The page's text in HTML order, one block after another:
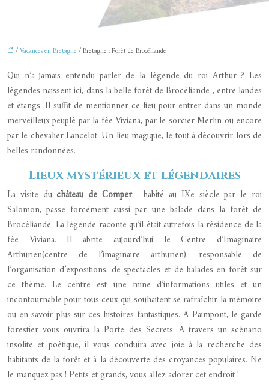
/Vacances en Bretagne / Bretagne : Forêt de Brocéliande
Qui n’a jamais entendu parler de la légende du roi Arthur ? Les
légendes naissent ici, dans la belle forêt de Brocéliande , entre landes
et étangs. Il suffit de mentionner ce lieu pour entrer dans un monde
merveilleux peuplé par la fée Viviana, par le sorcier Merlin ou encore
par le chevalier Lancelot. Un lieu magique, le tout à découvrir lors de
belles randonnées.
Lieux mystérieux et légendaires
La visite duchâteau de Comper, habité au IXe siècle par le roi
Salomon, passe forcément aussi par une balade dans la forêt de
Brocéliande. La légende raconte qu’il était autrefois la résidence de la
fée Viviana. Il abrite aujourd’hui leCentre d’Imaginaire
Arthurien(centre de l’imaginaire arthurien), responsable de
l’organisation d’expositions, de spectacles et de balades en forêt sur
ce thème. Le centre est une mine d’informations utiles et un
incontournable pour tous ceux qui souhaitent se rafraîchir la mémoire
ou en savoir plus sur ces histoires fantastiques. A Paimpont, le garde
forestier vous ouvrira la Porte des Secrets. A travers un scénario
insolite et poétique, il vous conduira avec joie à la recherche des
habitants de la forêt et à la découverte des croyances populaires. Ne
le manquez pas ! Petits et grands, vous allez adorer cet endroit !